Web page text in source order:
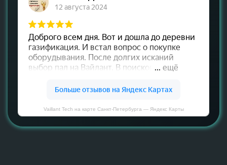
Vaillant Tech на карте Санкт‑Петербурга — Яндекс Карты